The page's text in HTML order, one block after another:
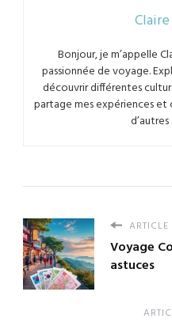
Bonjour, je m’appelle
passionnée de voyage.
découvrir différentes
partage mes expériences et
ARTICLE
Voyage
astuces